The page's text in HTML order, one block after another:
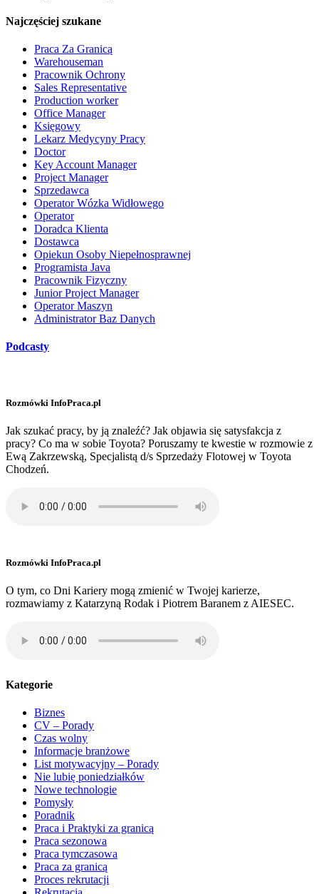
Najczęściej szukane
Praca Za Granicą
Warehouseman
Pracownik Ochrony
Sales Representative
Production worker
Office Manager
Księgowy
Lekarz Medycyny Pracy
Doctor
Key Account Manager
Project Manager
Sprzedawca
Operator Wózka Widłowego
Operator
Doradca Klienta
Dostawca
Opiekun Osoby Niepełnosprawnej
Programista Java
Pracownik Fizyczny
Junior Project Manager
Operator Maszyn
Administrator Baz Danych
Podcasty
Rozmówki InfoPraca.pl
Jak szukać pracy, by ją znaleźć? Jak objawia się satysfakcja z
pracy? Co ma w sobie Toyota? Poruszamy te kwestie w rozmowie z
Ewą Zakrzewską, Specjalistą d/s Sprzedaży Flotowej w Toyota
Chodzeń.
Rozmówki InfoPraca.pl
O tym, co Dni Kariery mogą zmienić w Twojej karierze,
rozmawiamy z Katarzyną Rodak i Piotrem Baranem z AIESEC.
Kategorie
Biznes
CV – Porady
Czas wolny
Informacje branżowe
List motywacyjny – Porady
Nie lubię poniedziałków
Nowe technologie
Pomysły
Poradnik
Praca i Praktyki za granicą
Praca sezonowa
Praca tymczasowa
Praca za granicą
Proces rekrutacji